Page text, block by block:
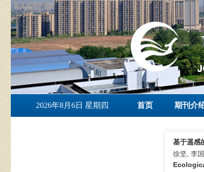
2026年8月6日 星期四 首页 期刊介
基于遥感
徐坚, 李